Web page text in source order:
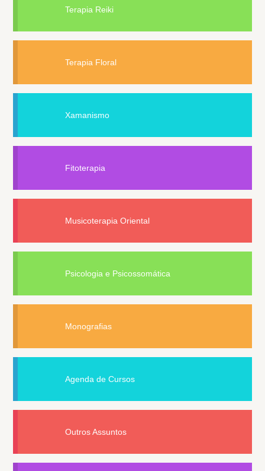
Terapia Reiki
Terapia Floral
Xamanismo
Fitoterapia
Musicoterapia Oriental
Psicologia e Psicossomática
Monografias
Agenda de Cursos
Outros Assuntos